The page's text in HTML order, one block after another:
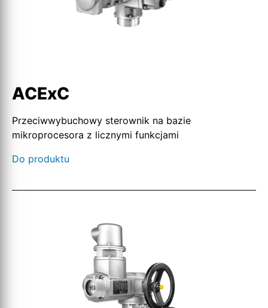
ACExC
Przeciwwybuchowy sterownik na bazie
mikroprocesora z licznymi funkcjami
Do produktu